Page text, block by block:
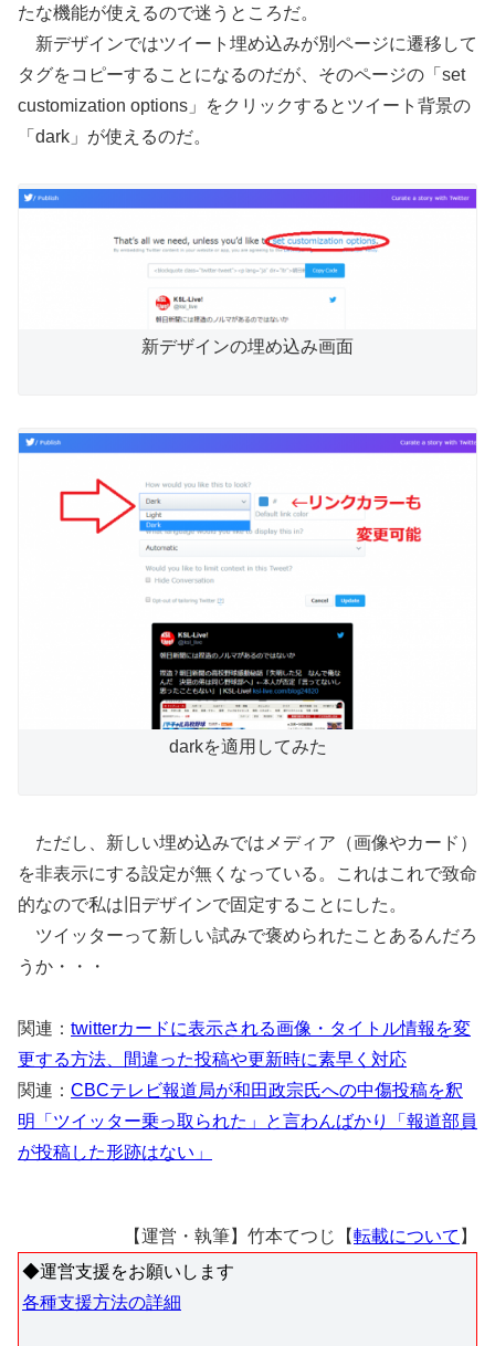
たな機能が使えるので迷うところだ。
新デザインではツイート埋め込みが別ページに遷移して
タグをコピーすることになるのだが、そのページの「set
customization options」をクリックするとツイート背景の
「dark」が使えるのだ。
新デザインの埋め込み画面
darkを適用してみた
ただし、新しい埋め込みではメディア（画像やカード）
を非表示にする設定が無くなっている。これはこれで致命
的なので私は旧デザインで固定することにした。
ツイッターって新しい試みで褒められたことあるんだろ
うか・・・
関連： twitterカードに表示される画像・タイトル情報を変
更する方法、間違った投稿や更新時に素早く対応
関連： CBCテレビ報道局が和田政宗氏への中傷投稿を釈
明「ツイッター乗っ取られた」と言わんばかり「報道部員
が投稿した形跡はない」
【運営・執筆】竹本てつじ【転載について 】
◆運営支援をお願いします
各種支援方法の詳細